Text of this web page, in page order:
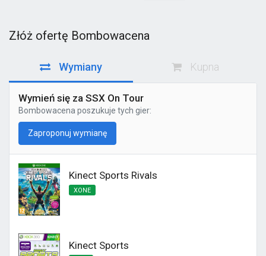
Złóż ofertę Bombowacena
Wymiany Kupna
Wymień się za SSX On Tour
Bombowacena poszukuje tych gier:
Zaproponuj wymianę
Kinect Sports Rivals
XONE
Kinect Sports